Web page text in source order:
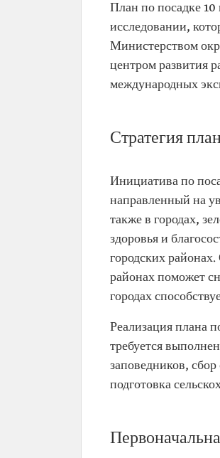
План по посадке 10
исследовании,
Министерством
центром развития
международных
Стратегия
Инициатива по
направленный на
также в городах,
здоровья и
городских
районах поможет
городах
Реализация плана
требуется
заповедников,
подготовка